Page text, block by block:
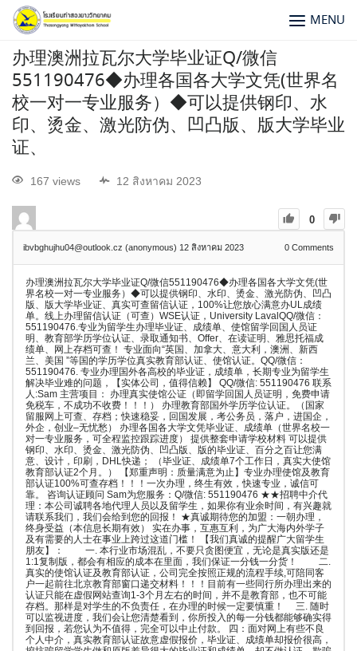
MENU
办理澳洲拉瓦尔大学毕业证Q/微信
551190476◆办理各国各大学文凭(世界名
校一对一专业服务）◆可以提供钢印、水
印、烫金、激光防伪、凹凸版、版大学毕业
证、
167 views 12 สิงหาคม 2023
0
ibvbghujhu04@outlook.cz (anonymous) 12 สิงหาคม 2023 0 Comments
办理澳洲拉瓦尔大学毕业证Q/微信551190476◆办理各国各大学文凭(世
界名校一对一专业服务）◆可以提供钢印、水印、烫金、激光防伪、凹凸
版、版大学毕业证、真实可查留信认证，100%让您放心满意办UL成绩
单。线上办理留信认证（可查）WSE认证，University LavalQQ/微信：
551190476.专业为留学生办理毕业证、成绩单、使馆留学回国人员证
明、教育部学历学位认证、录取通知书、Offer、在读证明、雅思托福成
绩单、网上存档可查！ 专业面向“英国、加拿大、意大利，澳洲、新西
兰、美国 ”等国的学历学位真实教育部认证、使馆认证。QQ/微信：
551190476. 专业办理国外各高校的毕业证，成绩单，长期专业为留学生
解决毕业难的问题，【实体公司，值得信赖】 QQ/微信: 551190476 联系
人:Sam 主营项目： 办理真实使馆公证（即留学回国人员证明，免费申请
免税车，不成功不收费！！！） 办理教育部国外学历学位认证。（国家
留服网上可查、存档；快速稳妥，回国发展，考公务员，落户，进国企，
外企，创业–无忧愁） 办理各国各大学文凭毕业证、成绩单（世界名校一
对一专业服务，可全程监控跟踪进度） 提供整套申请学校材料 可以提供
钢印、水印、烫金、激光防伪、凹凸版、版的毕业证、百分之百让您满
意、设计，印刷，DHL快递； （毕业证、成绩单7个工作日，真实大使馆
教育部认证2个月。） 【郑重声明：质量满意为止】专业办理使馆及教育
部认证100%可查存档！！！一次办理，终生有效，快速专业，诚信可
靠。 咨询认证顾问 Sam为您服务：Q/微信: 551190476 ★★招聘中介代
理：本公司诚聘各地代理人员以及留学生，如果你有业余时间，有兴趣就
请联系我们，我们会给到您的回报！ ★真诚期待您的加盟：一朝办理，
终身受益（本信息长期有效） 实在办事，互惠互利，为广大海内外学子
及有需要的人士在事业上跨过这道门槛！ 【我们真诚的提醒广大留学生
朋友】： 一. 本行业市场混乱，不要只贪图便宜，无论是真实版还是
1:1复制版，都会有相应的成本在里面，我们保证一分钱一分货！ 二.
真实的使馆认证及教育部认证，公司完全按照正规的流程手续,可陪同客
户一起前往北京教育部窗口递交材料！！！目前有一些同行所办理出来的
认证只能在虚假网站查询1-3个月左右的时间，并不是教育部，也不可能
存档。那样是对学生的不负责任，在办理的时候一定要慎重！ 三. 随时
可以监视进度，我们会让您清楚看到，你所投入的每一分钱都能够确实得
到回报，若您认为不值得，完全可以中止付款。 四：面对网上有些不良
个人中介，真实教育部认证故意虚假报价，毕业证、成绩单却报价很高，